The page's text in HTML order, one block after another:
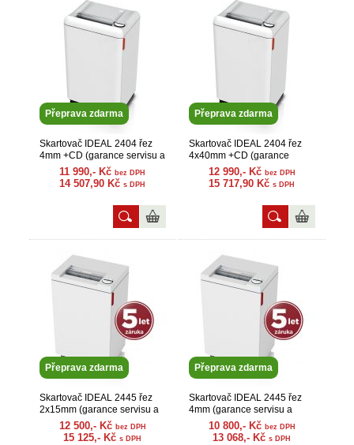
Přeprava zdarma
Skartovač IDEAL 2404 řez
4mm +CD (garance servisu a
náhr. dílů)
11 990,- Kč bez DPH
14 507,90 Kč s DPH
Přeprava zdarma
Skartovač IDEAL 2404 řez
4x40mm +CD (garance
servisu a náhr. dílů)
12 990,- Kč bez DPH
15 717,90 Kč s DPH
Přeprava zdarma
Skartovač IDEAL 2445 řez
2x15mm (garance servisu a
náhr. dílů)
12 500,- Kč bez DPH
15 125,- Kč s DPH
Přeprava zdarma
Skartovač IDEAL 2445 řez
4mm (garance servisu a
náhr. dílů)
10 800,- Kč bez DPH
13 068,- Kč s DPH